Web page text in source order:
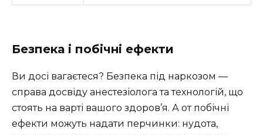
Безпека і побічні ефекти
Ви досі вагаєтеся? Безпека під наркозом —
справа досвіду анестезіолога та технологій, що
стоять на варті вашого здоров’я. А от побічні
ефекти можуть надати перчинки: нудота,